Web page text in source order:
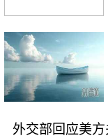
外交部回应美